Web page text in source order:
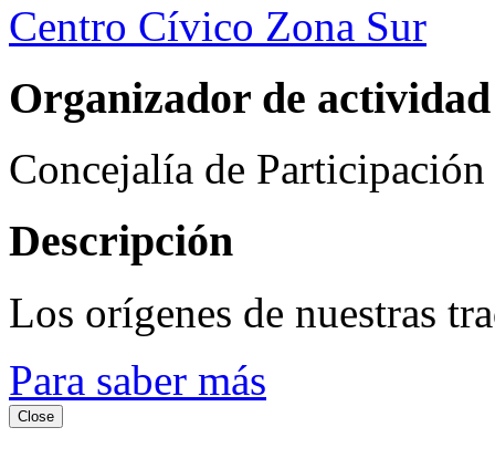
Centro Cívico Zona Sur
Organizador de actividad
Concejalía de
Descripción
Los orígenes de nuestras
Para saber más
Close